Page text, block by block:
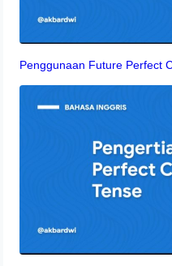
Penggunaan Future Perfect